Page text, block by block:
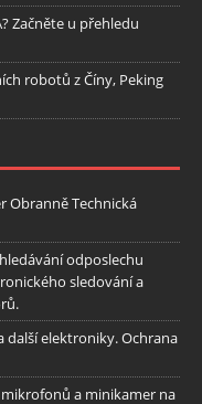
Začněte u přehledu
robotů z Číny, Peking
Obranně Technická
odposlechu
sledování a
další elektroniky. Ochrana
a minikamer na